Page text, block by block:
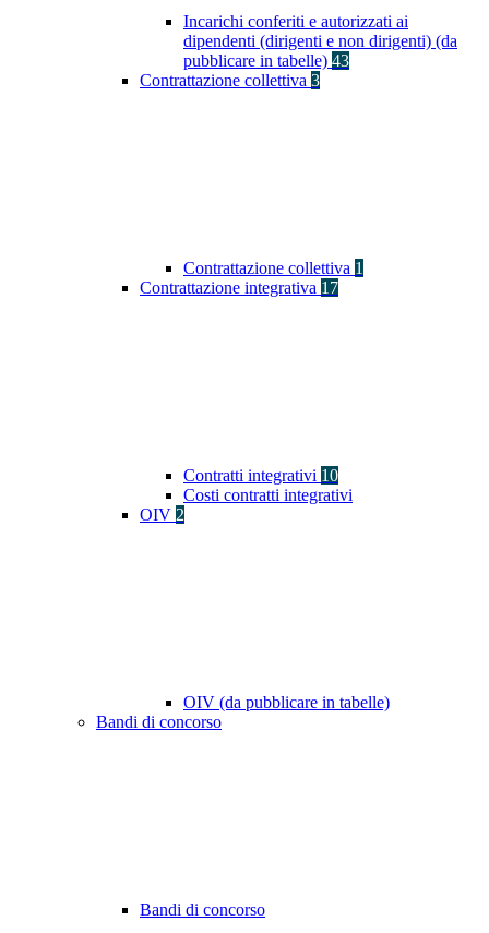
Incarichi conferiti e autorizzati ai
dipendenti (dirigenti e non dirigenti) (da
pubblicare in tabelle) 43
Contrattazione collettiva 3
Contrattazione collettiva 1
Contrattazione integrativa 17
Contratti integrativi 10
Costi contratti integrativi
OIV 2
OIV (da pubblicare in tabelle)
Bandi di concorso
Bandi di concorso